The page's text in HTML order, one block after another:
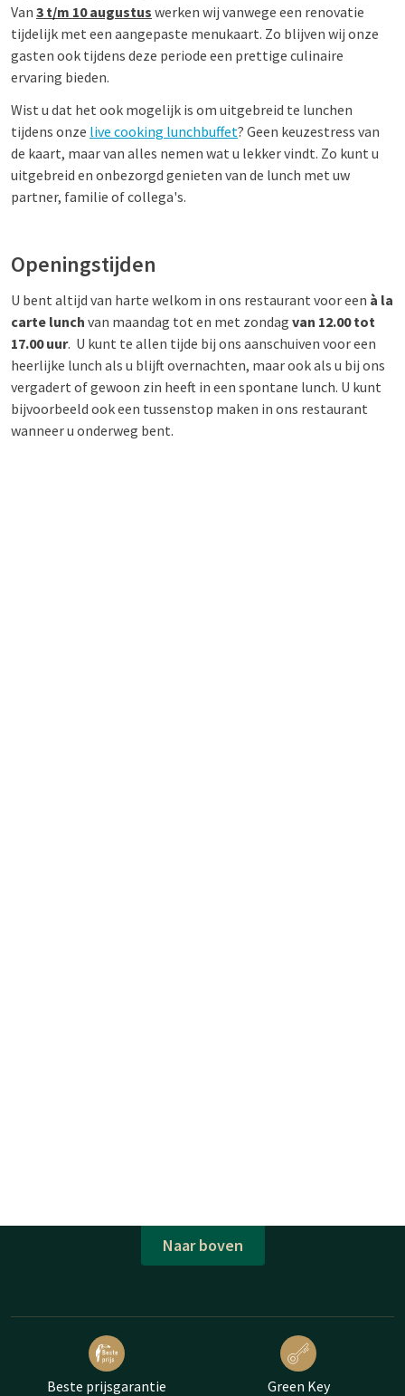
Van 3 t/m 10 augustus werken wij vanwege een renovatie
tijdelijk met een aangepaste menukaart. Zo blijven wij onze
gasten ook tijdens deze periode een prettige culinaire
ervaring bieden.
Wist u dat het ook mogelijk is om uitgebreid te lunchen
tijdens onze live cooking lunchbuffet? Geen keuzestress van
de kaart, maar van alles nemen wat u lekker vindt. Zo kunt u
uitgebreid en onbezorgd genieten van de lunch met uw
partner, familie of collega's.
Openingstijden
U bent altijd van harte welkom in ons restaurant voor een à la
carte lunch van maandag tot en met zondag van 12.00 tot
17.00 uur. U kunt te allen tijde bij ons aanschuiven voor een
heerlijke lunch als u blijft overnachten, maar ook als u bij ons
vergadert of gewoon zin heeft in een spontane lunch. U kunt
bijvoorbeeld ook een tussenstop maken in ons restaurant
wanneer u onderweg bent.
Naar boven
Beste prijsgarantie Green Key